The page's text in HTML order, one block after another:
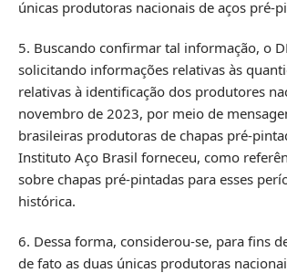
únicas produtoras nacionais de aços pré-
5. Buscando confirmar tal informação, o
solicitando informações relativas às
relativas à identificação dos produtores
novembro de 2023, por meio de
brasileiras produtoras de chapas pré-
Instituto Aço Brasil forneceu, como
sobre chapas pré-pintadas para esses
histórica.
6. Dessa forma, considerou-se, para fins
de fato as duas únicas produtoras